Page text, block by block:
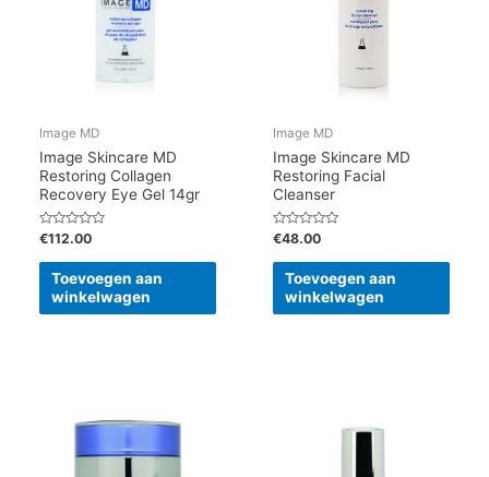
Image MD
Image Skincare MD
Restoring Collagen
Recovery Eye Gel 14gr
Gewaardeerd
uit
€112.00
Toevoegen aan
winkelwagen
Image MD
Image Skincare MD
Restoring Facial
Cleanser
Gewaardeerd
uit
€48.00
Toevoegen aan
winkelwagen